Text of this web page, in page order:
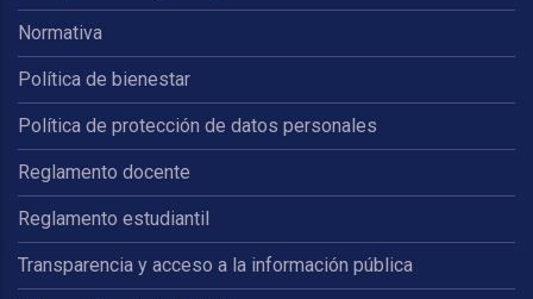
Normativa
Política de bienestar
Política de protección de datos personales
Reglamento docente
Reglamento estudiantil
Transparencia y acceso a la información pública